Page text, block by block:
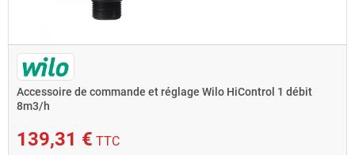
Accessoire de commande et réglage Wilo HiControl 1 débit
8m3/h
139,31 € TTC